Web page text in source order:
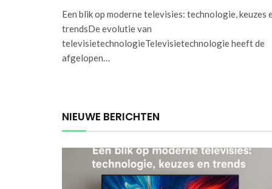
Een blik op moderne televisies: technologie, keuzes
trendsDe evolutie van
televisietechnologieTelevisietechnologie heeft de
afgelopen…
NIEUWE BERICHTEN